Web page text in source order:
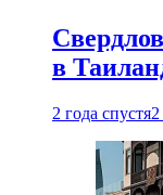
в
2 года спустя